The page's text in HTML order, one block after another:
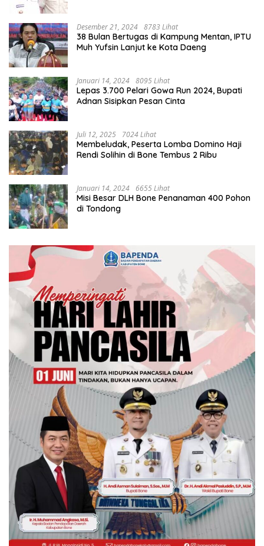
Desember 21, 2024 8783 Lihat
38 Bulan Bertugas di Kampung Mentan, IPTU
Muh Yufsin Lanjut ke Kota Daeng
Januari 14, 2024 8095 Lihat
Lepas 3.700 Pelari Gowa Run 2024, Bupati
Adnan Sisipkan Pesan Cinta
Juli 12, 2025 7024 Lihat
Membeludak, Peserta Lomba Domino Haji
Rendi Solihin di Bone Tembus 2 Ribu
Januari 14, 2024 6655 Lihat
Misi Besar DLH Bone Penanaman 400 Pohon
di Tondong